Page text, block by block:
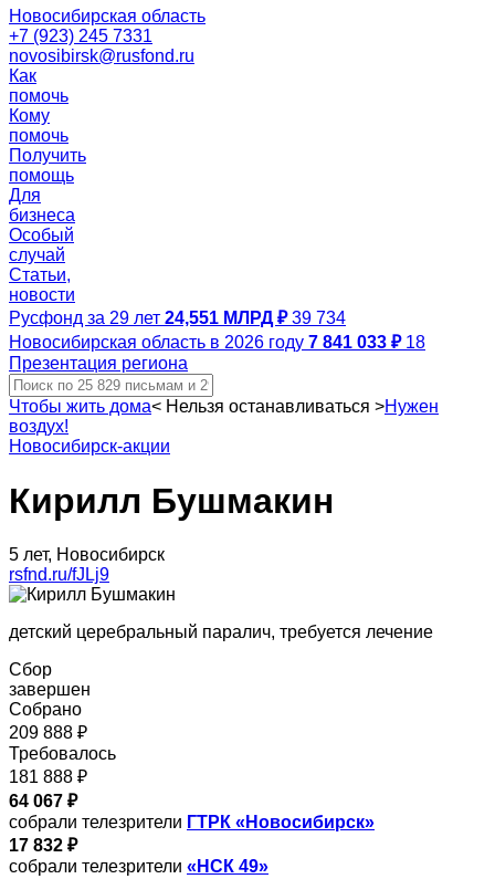
Новосибирская область
+7 (923) 245 7331
novosibirsk@rusfond.ru
Как
помочь
Кому
помочь
Получить
помощь
Для
бизнеса
Особый
случай
Статьи,
новости
Русфонд за 29 лет 24,551 МЛРД ₽ 39 734
Новосибирская область в 2026 году 7 841 033 ₽ 18
Презентация региона
Чтобы жить дома< Нельзя останавливаться >Нужен
воздух!
Новосибирск-акции
Кирилл Бушмакин
5 лет, Новосибирск
rsfnd.ru/fJLj9
детский церебральный паралич, требуется лечение
Сбор
завершен
Собрано
209 888 ₽
Требовалось
181 888 ₽
64 067 ₽
собрали телезрители ГТРК «Новосибирск»
17 832 ₽
собрали телезрители «НСК 49»